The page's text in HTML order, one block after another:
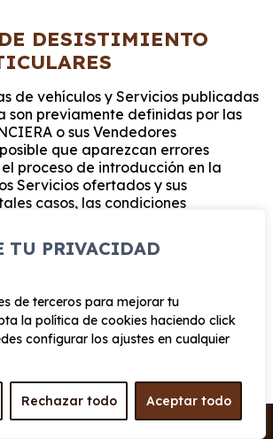
TU PRIVACIDAD
de terceros para mejorar tu
la política de cookies haciendo click
configurar los ajustes en cualquier
Rechazar todo Aceptar todo
DESISTIMIENTO
de vehículos y Servicios publicadas
son previamente definidas por las
o sus Vendedores
que aparezcan errores
proceso de introducción en la
Servicios ofertados y sus
casos, las condiciones
contrato suscrito entre el Usuario y
hubieran publicado en la Plataforma
casos, Renting Almería hará todos
los que razonablemente disponga
Usuario esta circunstancia y las
condiciones aplicables a los
por el Usuario, reconociendo al
caso, su derecho a desistir de la